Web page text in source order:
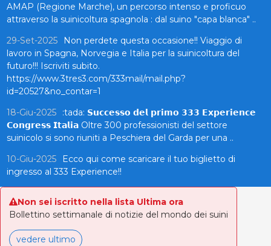
AMAP (Regione Marche), un percorso intenso e proficuo
attraverso la suinicoltura spagnola : dal suino "capa blanca" ..
29-Set-2025
Non perdete questa occasione!! Viaggio di
lavoro in Spagna, Norvegia e Italia per la suinicoltura del
futuro!!! Iscriviti subito.
https://www.3tres3.com/333mail/mail.php?
id=20527&no_contar=1
18-Giu-2025
:tada: 𝗦𝘂𝗰𝗰𝗲𝘀𝘀𝗼 𝗱𝗲𝗹 𝗽𝗿𝗶𝗺𝗼 𝟯𝟯𝟯 𝗘𝘅𝗽𝗲𝗿𝗶𝗲𝗻𝗰𝗲
𝗖𝗼𝗻𝗴𝗿𝗲𝘀𝘀 𝗜𝘁𝗮𝗹𝗶𝗮 Oltre 300 professionisti del settore
suinicolo si sono riuniti a Peschiera del Garda per una ..
10-Giu-2025
Ecco qui come scaricare il tuo biglietto di
ingresso al 333 Experience!!
Non sei iscritto nella lista Ultima ora
Bollettino settimanale di notizie del mondo dei suini
vedere ultimo